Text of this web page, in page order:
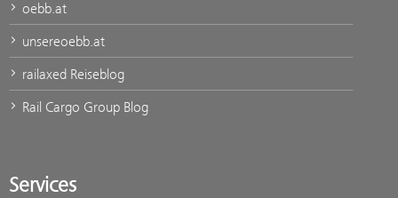
oebb.at
unsereoebb.at
railaxed Reiseblog
Rail Cargo Group Blog
Services